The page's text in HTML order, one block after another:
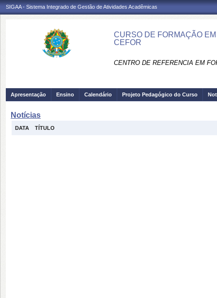
SIGAA - Sistema Integrado de Gestão de Atividades Acadêmicas
CURSO DE FORMAÇÃO
CEFOR
CENTRO DE REFERENCIA EM
Apresentação Ensino Calendário Projeto Pedagógico do Curso
Notícias
DATA TÍTULO